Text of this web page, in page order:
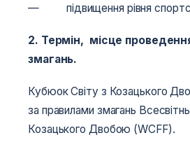
— підвищення рівня
2. Термін, місце
змагань.
Кубюок Світу з Козацького
за правилами змагань
Козацького Двобою (WCFF).